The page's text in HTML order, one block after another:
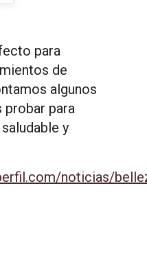
para
de
algunos
probar para
y
noticias/